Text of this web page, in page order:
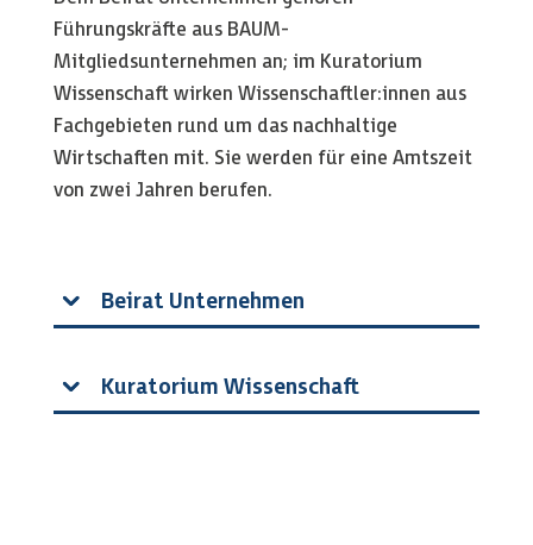
Führungskräfte aus BAUM-
Mitgliedsunternehmen an; im Kuratorium
Wissenschaft wirken Wissenschaftler:innen aus
Fachgebieten rund um das nachhaltige
Wirtschaften mit. Sie werden für eine Amtszeit
von zwei Jahren berufen.
Beirat Unternehmen
Kuratorium Wissenschaft